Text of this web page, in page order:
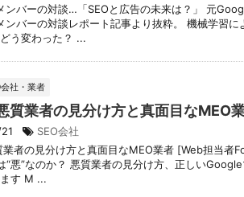
ンバーの対談…「SEOと広告の未来は？」 元
ンバーの対談レポート記事より抜粋。 機械学習に
う変わった？ ...
社・業者
質業者の見分け方と真面目なMEO
SEO会社
業者の見分け方と真面目なMEO業者 [Web担当者
“悪”なのか？ 悪質業者の見分け方、正しい
す M ...